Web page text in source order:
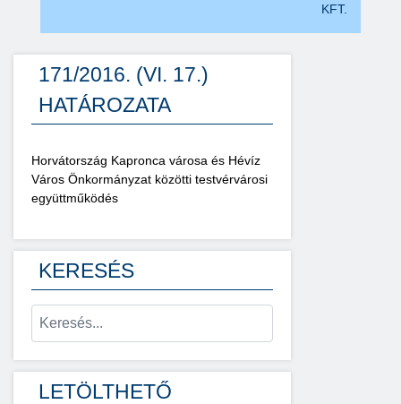
KFT.
171/2016. (VI. 17.)
HATÁROZATA
Horvátország Kapronca városa és Hévíz
Város Önkormányzat közötti testvérvárosi
együttműködés
KERESÉS
LETÖLTHETŐ